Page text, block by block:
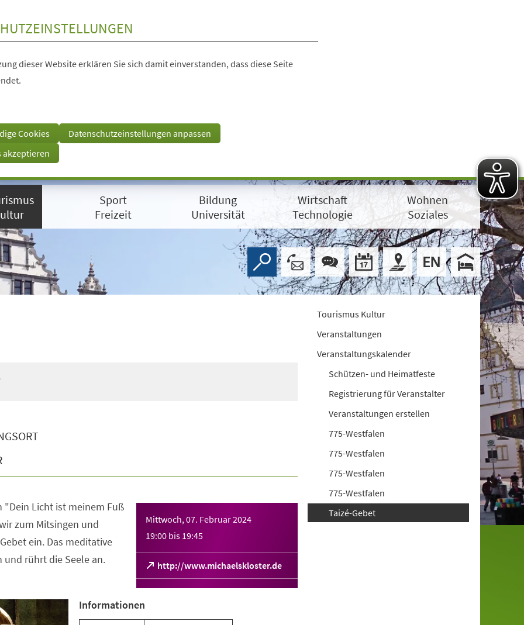
dieser Website erklären Sie sich damit einverstanden, dass diese Seite
Cookies
Datenschutzeinstellungen anpassen
akzeptieren
Sport
Freizeit
Bildung
Universität
Wirtschaft
Technologie
Wohnen
Soziales
Mittwoch, 07. Februar 2024
19:00 bis 19:45
http://www.michaelskloster.de
(Öffnet
in
einem
"Dein Licht ist meinem Fuß
zum Mitsingen und
ein. Das meditative
rührt die Seele an.
Informationen
Tourismus Kultur
Veranstaltungen
Veranstaltungskalender
Schützen- und Heimatfeste
Registrierung für Veranstalter
Veranstaltungen erstellen
775-Westfalen
775-Westfalen
775-Westfalen
775-Westfalen
Taizé-Gebet